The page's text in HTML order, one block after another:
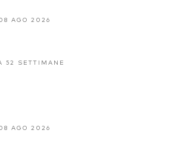
AGO 2026
52 SETTIMANE
AGO 2026